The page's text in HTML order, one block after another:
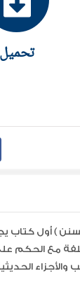
تحميل
) أول كتاب
مع الحكم